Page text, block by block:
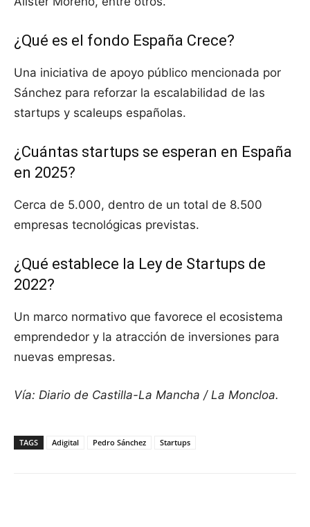
¿Qué es el fondo España Crece?
Una iniciativa de apoyo público mencionada por
Sánchez para reforzar la escalabilidad de las
startups y scaleups españolas.
¿Cuántas startups se esperan en España
en 2025?
Cerca de 5.000, dentro de un total de 8.500
empresas tecnológicas previstas.
¿Qué establece la Ley de Startups de
2022?
Un marco normativo que favorece el ecosistema
emprendedor y la atracción de inversiones para
nuevas empresas.
Vía: Diario de Castilla-La Mancha / La Moncloa.
TAGS Adigital Pedro Sánchez Startups